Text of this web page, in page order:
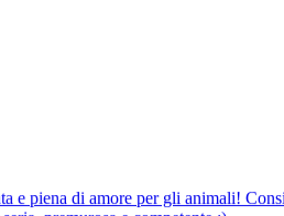
e piena di amore per gli animali!